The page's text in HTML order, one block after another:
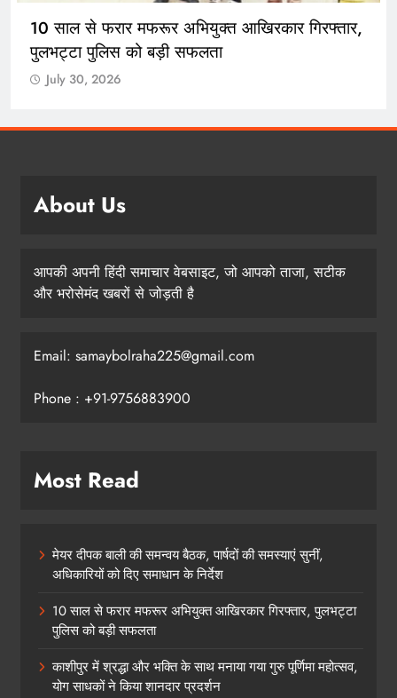
10 साल से फरार मफरूर अभियुक्त आखिरकार गिरफ्तार,
पुलभट्टा पुलिस को बड़ी सफलता
July 30, 2026
About Us
आपकी अपनी हिंदी समाचार वेबसाइट, जो आपको ताजा, सटीक
और भरोसेमंद खबरों से जोड़ती है
Email: samaybolraha225@gmail.com
Phone : +91-9756883900
Most Read
मेयर दीपक बाली की समन्वय बैठक, पार्षदों की समस्याएं सुनीं,
अधिकारियों को दिए समाधान के निर्देश
10 साल से फरार मफरूर अभियुक्त आखिरकार गिरफ्तार, पुलभट्टा
पुलिस को बड़ी सफलता
काशीपुर में श्रद्धा और भक्ति के साथ मनाया गया गुरु पूर्णिमा महोत्सव,
योग साधकों ने किया शानदार प्रदर्शन